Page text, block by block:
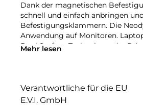
Dank der magnetischen
schnell und einfach anbringen
Befestigungsklammern. Die
Anwendung auf Monitoren.
Dual Surface Technology: der
Farbbrillanz, v.a. im Innenbereich
Der integrierte Bluelight-Filter
Mehr lesen
Verantwortliche für die EU
E.V.I. GmbH